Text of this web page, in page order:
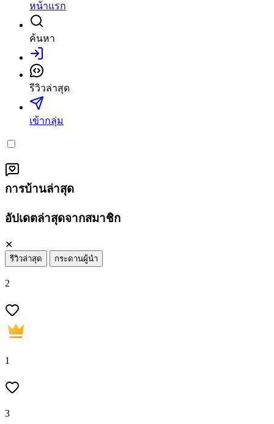
หน้าแรก
ค้นหา
เข้าสู่ระบบ
รีวิวล่าสุด
เข้ากลุ่ม
การบ้านล่าสุด
อัปเดตล่าสุดจากสมาชิก
✕
รีวิวล่าสุด กระดานผู้นำ
2
1
3